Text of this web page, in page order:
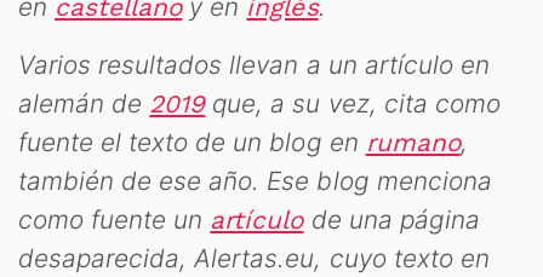
en castellanoy en inglés.
Varios resultados llevan a un artículo en
alemán de 2019que, a su vez, cita como
fuente el texto de un blog en rumano,
también de ese año. Ese blog menciona
como fuente un artículode una página
desaparecida, Alertas.eu, cuyo texto en